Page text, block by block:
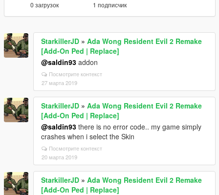
0 загрузок 1 подписчик
StarkillerJD » Ada Wong Resident Evil 2 Remake
[Add-On Ped | Replace]
@saldin93 addon
Посмотрите контекст
27 марта 2019
StarkillerJD » Ada Wong Resident Evil 2 Remake
[Add-On Ped | Replace]
@saldin93 there is no error code.. my game simply
crashes when i select the Skin
Посмотрите контекст
20 марта 2019
StarkillerJD » Ada Wong Resident Evil 2 Remake
[Add-On Ped | Replace]